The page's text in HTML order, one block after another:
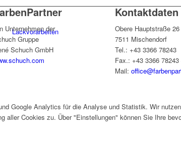
Lackvorarbeiten
Unternehmen der
Gruppe
Schuch GmbH
Kontaktdaten
Obere Hauptstraße 26
7511 Mischendorf
Tel.: +43 3366 78243
Fax.: +43 3366 78243
Mail:
Google Analytics für die Analyse und Statistik. Wir
aller Cookies zu. Über "Einstellungen" können Sie Ihre